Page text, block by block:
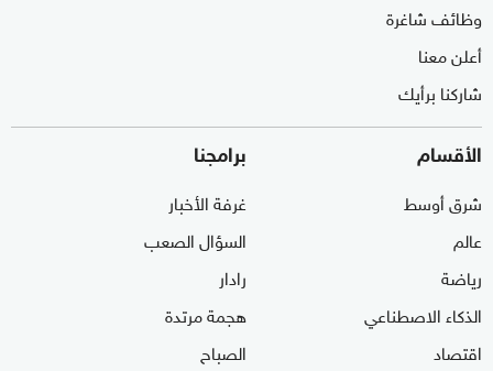
وظائف شاغرة
أعلن معنا
شاركنا برأيك
الأقسام
شرق أوسط
عالم
رياضة
الذكاء الاصطناعي
اقتصاد
برامجنا
غرفة الأخبار
السؤال الصعب
رادار
هجمة مرتدة
الصباح